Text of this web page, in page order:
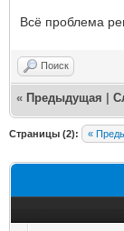
Всё проблема
Поиск
« Предыдущая
Страницы (2): «